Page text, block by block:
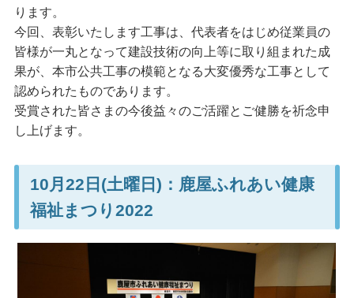
ります。
今回、表彰いたします工事は、代表者をはじめ従業員の
皆様が一丸となって建設技術の向上等に取り組まれた成
果が、本市公共工事の模範となる大変優秀な工事として
認められたものであります。
受賞された皆さまの今後益々のご活躍とご健勝を祈念申
し上げます。
10月22日(土曜日)：鹿屋ふれあい健康
福祉まつり2022